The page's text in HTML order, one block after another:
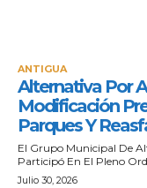
ANTIGUA
Alternativa Por
Modificación
Parques Y
El Grupo Municipal De
Participó En El Pleno
Julio 30, 2026